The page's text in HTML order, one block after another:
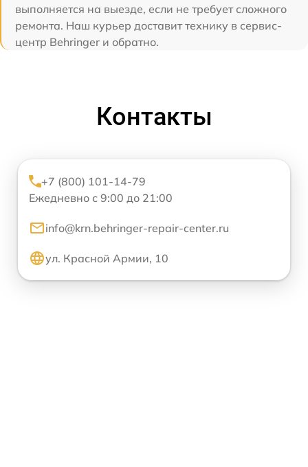
выполняется на выезде, если не требует сложного
ремонта. Наш курьер доставит технику в сервис-
центр Behringer и обратно.
Контакты
+7 (800) 101-14-79
Ежедневно с 9:00 до 21:00
info@krn.behringer-repair-center.ru
ул. Красной Армии, 10